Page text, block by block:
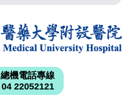
總機電話專線
04 22052121